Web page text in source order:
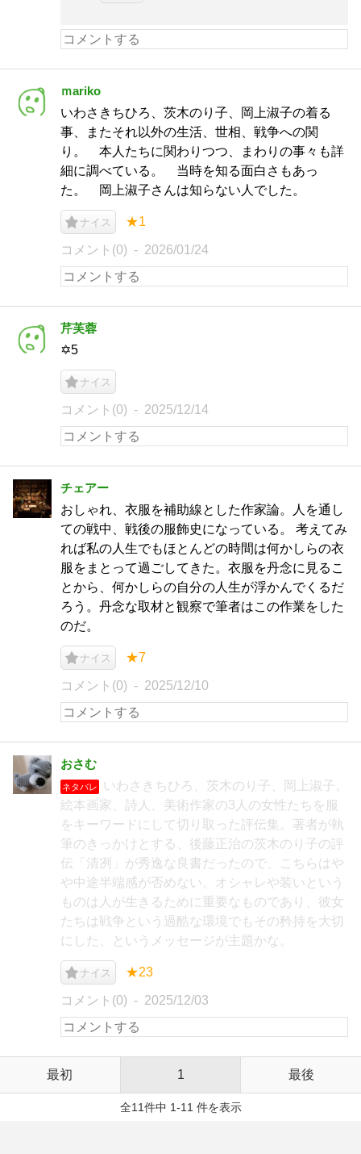
ｍariko
いわさきちひろ、茨木のり子、岡上淑子の着る
事、またそれ以外の生活、世相、戦争への関
り。 本人たちに関わりつつ、まわりの事々も詳
細に調べている。 当時を知る面白さもあっ
た。 岡上淑子さんは知らない人でした。
ナイス ★1
コメント(0) 2026/01/24
芹芙蓉
✡5
ナイス
コメント(0) 2025/12/14
チェアー
おしゃれ、衣服を補助線とした作家論。人を通し
ての戦中、戦後の服飾史になっている。 考えてみ
れば私の人生でもほとんどの時間は何かしらの衣
服をまとって過ごしてきた。衣服を丹念に見るこ
とから、何かしらの自分の人生が浮かんでくるだ
ろう。丹念な取材と観察で筆者はこの作業をした
のだ。
ナイス ★7
コメント(0) 2025/12/10
おさむ
ネタバレ
いわさきちひろ、茨木のり子、岡上淑子。
絵本画家、詩人、美術作家の3人の女性たちを服
をキーワードにして切り取った評伝集。著者が執
筆のきっかけとする、後藤正治の茨木のり子の評
伝「清冽」が秀逸な良書だったので、こちらはや
や中途半端感が否めない。オシャレや装いという
ものは人が生きるために重要なものであり、彼女
たちは戦争という過酷な環境でもその矜持を大切
にした、というメッセージが主題かな。
ナイス ★23
コメント(0) 2025/12/03
最初 1 最後
全11件中 1-11 件を表示